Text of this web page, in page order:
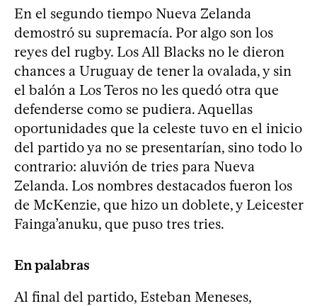
En el segundo tiempo Nueva Zelanda
demostró su supremacía. Por algo son los
reyes del rugby. Los All Blacks no le dieron
chances a Uruguay de tener la ovalada, y sin
el balón a Los Teros no les quedó otra que
defenderse como se pudiera. Aquellas
oportunidades que la celeste tuvo en el inicio
del partido ya no se presentarían, sino todo lo
contrario: aluvión de tries para Nueva
Zelanda. Los nombres destacados fueron los
de McKenzie, que hizo un doblete, y Leicester
Fainga’anuku, que puso tres tries.
En palabras
Al final del partido, Esteban Meneses,